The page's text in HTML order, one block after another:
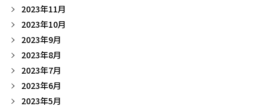
2023年11月
2023年10月
2023年9月
2023年8月
2023年7月
2023年6月
2023年5月